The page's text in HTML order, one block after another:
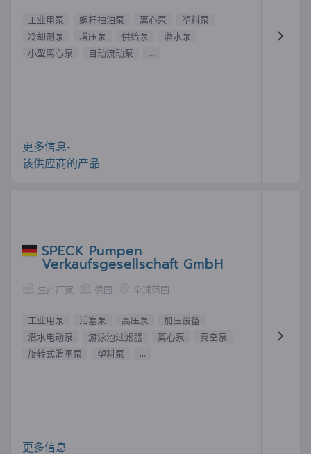
工业用泵 螺杆抽油泵 离心泵
塑料泵
冷却剂泵
增压泵 供给泵
潜水泵
小型离心泵
自动流动泵 ...
更多信息-
该供应商的产品
SPECK Pumpen
Verkaufsgesellschaft GmbH
生产厂家 德国 全球范围
工业用泵 活塞泵 高压泵
加压设备
潜水电动泵
游泳池过滤器 离心泵
真空泵
旋转式滑闸泵
塑料泵 ...
更多信息-